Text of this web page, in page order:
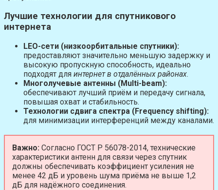
Лучшие технологии для спутникового
интернета
LEO-сети (низкоорбитальные спутники):
предоставляют значительно меньшую задержку и
высокую пропускную способность, идеально
подходят для интернет в отдалённых районах.
Многолучевые антенны (Multi-beam):
обеспечивают лучший приём и передачу сигнала,
повышая охват и стабильность.
Технологии сдвига спектра (Frequency shifting):
для минимизации интерференций между каналами.
Важно: Согласно ГОСТ Р 56078-2014, технические
характеристики антенн для связи через спутник
должны обеспечивать коэффициент усиления не
менее 42 дБ и уровень шума приёма не выше 1,2
дБ для надёжного соединения.